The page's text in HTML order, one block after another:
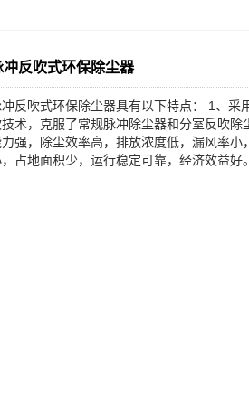
冲反吹式环保除尘器
冲反吹式环保除尘器具有以下特点： 1、采
技术，克服了常规脉冲除尘器和分室反吹除
力强，除尘效率高，排放浓度低，漏风率小
占地面积少，运行稳定可靠，经济效益好